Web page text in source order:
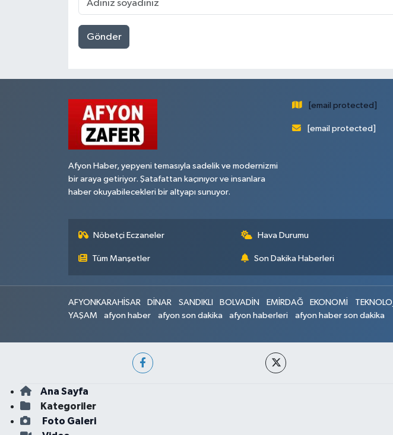
Gönder
Afyon Haber, yepyeni temasıyla sadelik ve modernizmi
bir araya getiriyor. Şatafattan kaçınıyor ve insanlara
haber okuyabilecekleri bir altyapı sunuyor.
[email protected]
[email protected]
Nöbetçi Eczaneler Hava Durumu
Tüm Manşetler Son Dakika Haberleri
AFYONKARAHİSAR DİNAR SANDIKLI BOLVADİN EMİRDAĞ EKONOMİ TEKNOLOJİ
YAŞAM
afyon haber afyon son dakika afyon haberleri afyon haber son dakika
Ana Sayfa
Kategoriler
Foto Galeri